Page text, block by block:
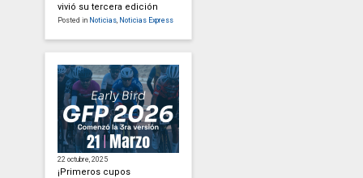
vivió su tercera edición
Posted in Noticias Noticias Express
22 octubre, 2025
¡Primeros cupos